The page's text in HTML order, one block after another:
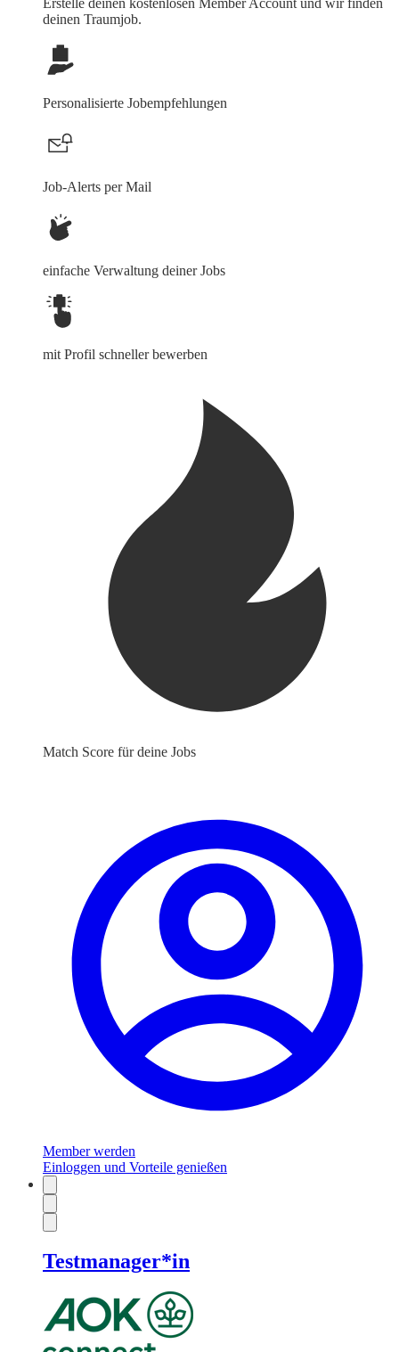
Erstelle deinen kostenlosen Member Account und wir finden
deinen Traumjob.
Personalisierte Jobempfehlungen
Job-Alerts per Mail
einfache Verwaltung deiner Jobs
mit Profil schneller bewerben
Match Score für deine Jobs
Member werden
Einloggen und Vorteile genießen
Testmanager*in